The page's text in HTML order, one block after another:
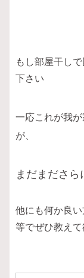
もし部屋干し
下さい
一応これが我
が、
まだまださら
他にも何か良
等でぜひ教えて